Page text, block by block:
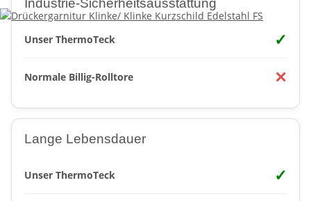
Industrie-Sicherheitsausstattung
Unser ThermoTeck ✓
Normale Billig-Rolltore ✕
Lange Lebensdauer
Unser ThermoTeck ✓